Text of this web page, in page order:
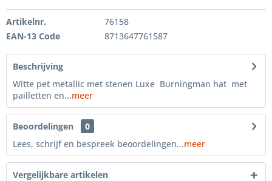
Artikelnr.
76158
EAN-13 Code
8713647761587
Beschrijving
Witte pet metallic met stenen Luxe Burningman hat met
pailletten en...meer
Beoordelingen
0
Lees, schrijf en bespreek beoordelingen...meer
Vergelijkbare artikelen